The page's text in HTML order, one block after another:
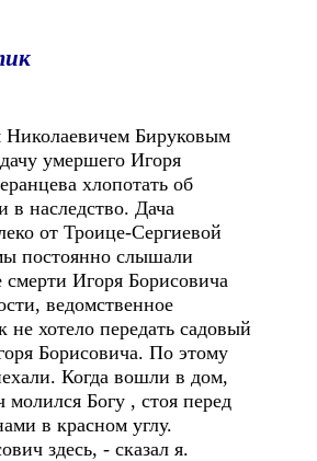
Николаевичем Бируковым
умершего Игоря
хлопотать об
в наследство. Дача
от Троице-Сергиевой
постоянно слышали
смерти Игоря Борисовича
ведомственное
не хотело передать садовый
Борисовича. По этому
Когда вошли в дом,
молился Богу , стоя перед
в красном углу.
здесь, - сказал я.